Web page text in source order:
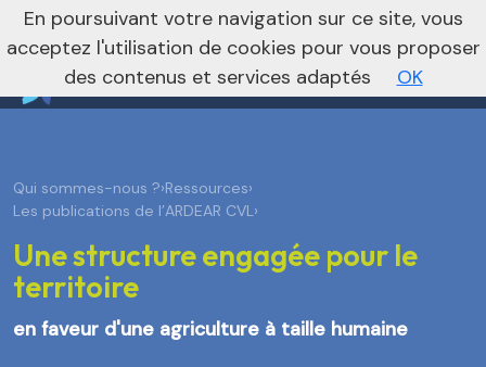
Vers le site régional Vers le site national
nivo_2026: 1
Qui sommes-nous ?›Ressources›
Les publications de l’ARDEAR CVL›
Une structure engagée pour le
territoire
en faveur d'une agriculture à taille humaine
En poursuivant votre navigation sur ce site, vous
acceptez l'utilisation de cookies pour vous proposer
des contenus et services adaptés
OK